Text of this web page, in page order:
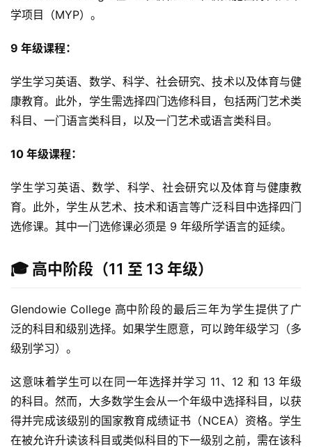
学项目（MYP）。
9 年级课程：
学生学习英语、数学、科学、社会研究、技术以及体育与健
康教育。此外，学生需选择四门选修科目，包括两门艺术类
科目、一门语言类科目，以及一门艺术或语言类科目。
10 年级课程：
学生学习英语、数学、科学、社会研究以及体育与健康教
育。此外，学生从艺术、技术和语言等广泛科目中选择四门
选修课。其中一门选修课必须是 9 年级所学语言的延续。
🎓 高中阶段（11 至 13 年级）
Glendowie College 高中阶段的最后三年为学生提供了广
泛的科目和级别选择。如果学生愿意，可以跨年级学习（多
级别学习）。
这意味着学生可以在同一年选择并学习 11、12 和 13 年级
的科目。然而，大多数学生会从一个年级中选择科目，以获
得并完成该级别的国家教育成绩证书（NCEA）资格。学生
在被允许升读该科目或类似科目的下一级别之前，需在该科